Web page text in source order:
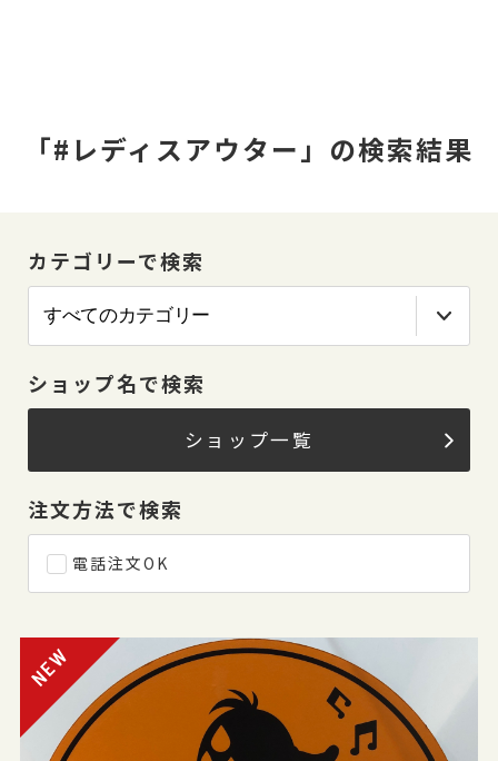
「#レディスアウター」の検索結果
カテゴリーで検索
ショップ名で検索
ショップ一覧
注文方法で検索
電話注文OK